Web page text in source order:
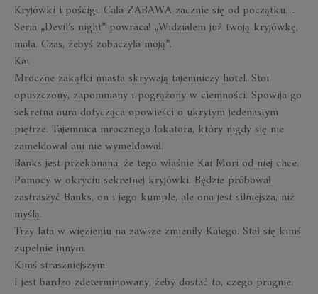
Kryjówki i pościgi. Cała ZABAWA zacznie się od początku…
Seria „Devil’s night” powraca! „Widziałem już twoją kryjówkę,
mała. Czas, żebyś zobaczyła moją”.
Kai
Mroczne zakątki miasta skrywają tajemniczy hotel. Stoi
opuszczony, zapomniany i pogrążony w ciemności. Spowija go
sekretna aura dotycząca opowieści o ukrytym jedenastym
piętrze. Tajemnica mrocznego lokatora, który nigdy się nie
zameldował ani nie wymeldował.
Banks jest przekonana, że tego właśnie Kai Mori od niej chce.
Pomocy w okryciu sekretnej kryjówki. Będzie próbował
zastraszyć Banks, on i jego kumple, ale ona jest silniejsza, niż
myślą.
Trzy lata w więzieniu na zawsze zmieniły Kaiego. Stał się kimś
zupełnie innym.
Kimś straszniejszym.
I jest bardzo zdeterminowany, żeby dostać to, czego pragnie.